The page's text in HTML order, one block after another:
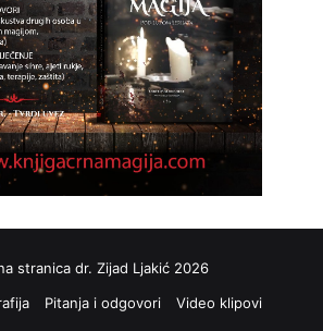
stranica dr. Zijad Ljakić 2026
Pitanja i odgovori
Video klipovi